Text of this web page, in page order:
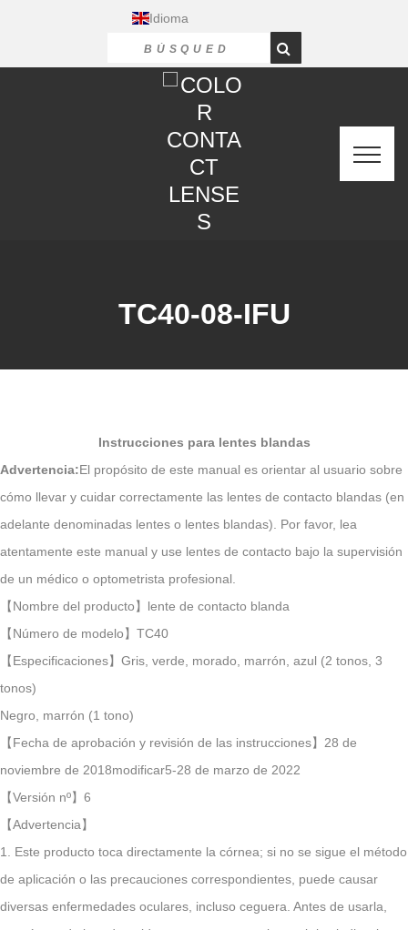
Idioma
TC40-08-IFU
Instrucciones para lentes blandas
Advertencia:El propósito de este manual es orientar al usuario sobre
cómo llevar y cuidar correctamente las lentes de contacto blandas (en
adelante denominadas lentes o lentes blandas). Por favor, lea
atentamente este manual y use lentes de contacto bajo la supervisión
de un médico o optometrista profesional.
【Nombre del producto】lente de contacto blanda
【Número de modelo】TC40
【Especificaciones】Gris, verde, morado, marrón, azul (2 tonos, 3
tonos)
Negro, marrón (1 tono)
【Fecha de aprobación y revisión de las instrucciones】28 de
noviembre de 2018modificar5-28 de marzo de 2022
【Versión nº】6
【Advertencia】
1. Este producto toca directamente la córnea; si no se sigue el método
de aplicación o las precauciones correspondientes, puede causar
diversas enfermedades oculares, incluso ceguera. Antes de usarla,